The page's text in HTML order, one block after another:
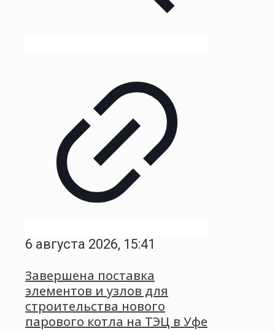
6 августа 2026, 15:41
Завершена поставка
элементов и узлов для
строительства нового
парового котла на ТЭЦ в Уфе